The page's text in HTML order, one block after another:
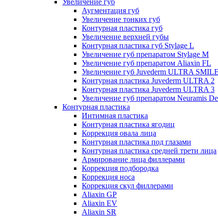
Увеличение губ
Аугментация губ
Увеличение тонких губ
Контурная пластика губ
Увеличение верхней губы
Контурная пластика губ Stylage L
Увеличение губ препаратом Stylage M
Увеличение губ препаратом Aliaxin FL
Увеличение губ Juvederm ULTRA
Контурная пластика Juvederm ULTRA 2
Контурная пластика Juvederm ULTRA 3
Увеличение губ препаратом Neuramis
Контурная пластика
Интимная пластика
Контурная пластика ягодиц
Коррекция овала лица
Контурная пластика под глазами
Контурная пластика средней трети лица
Армирование лица филлерами
Коррекция подбородка
Коррекция носа
Коррекция скул филлерами
Aliaxin GP
Aliaxin EV
Aliaxin SR